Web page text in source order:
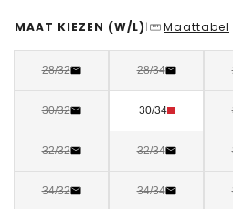
MAAT KIEZEN (W/L) | Maattabel
28/32 28/34
30/32 30/34
32/32 32/34
34/32 34/34